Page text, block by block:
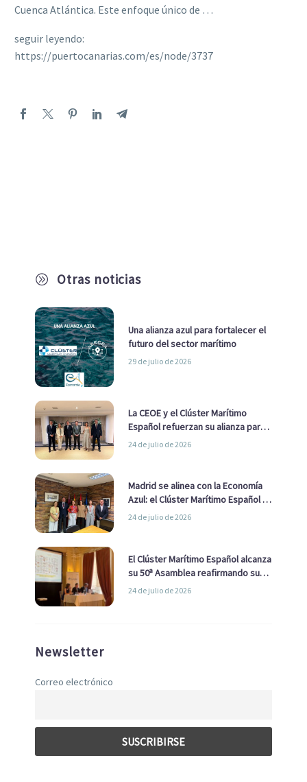
A Otras noticias
Una alianza azul para fortalecer el
futuro del sector marítimo
29 de julio de 2026
La CEOE y el Clúster Marítimo
Español refuerzan su alianza para
impulsar una estrategia Nacional
24 de julio de 2026
Madrid se alinea con la Economía
Azul: el Clúster Marítimo Español y
la Real Liga Naval avanzan alianzas
24 de julio de 2026
El Clúster Marítimo Español alcanza
su 50ª Asamblea reafirmando su
liderazgo en la Economía Azul
24 de julio de 2026
Newsletter
Correo electrónico
Cuenca Atlántica. Este enfoque único de …
seguir leyendo:
https://puertocanarias.com/es/node/3737